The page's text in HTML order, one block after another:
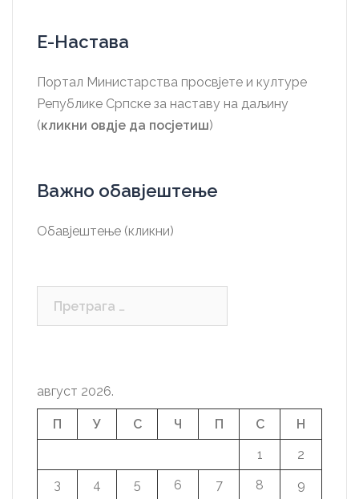
Е-Настава
Портал Министарства просвјете и културе
Републике Српске за наставу на даљину
(кликни овдје да посјетиш)
Важно обавјештење
Обавјештење (кликни)
август 2026.
П У С Ч П С
Н
1
2
3
4 5 6 7 8
9